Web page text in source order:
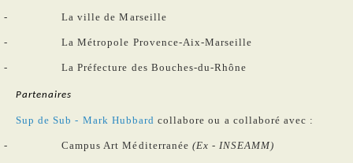
La ville de Marseille
La Métropole Provence-Aix-Marseille
La Préfecture des Bouches-du-Rhône
Partenaires
Sup de Sub - Mark Hubbardcollabore ou a collaboré avec :
Campus Art Méditerranée (Ex - INSEAMM)